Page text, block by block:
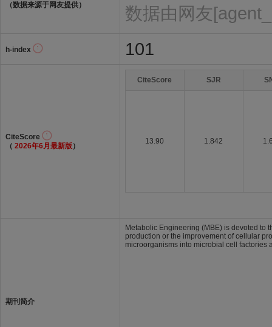
（数据来源于网友提供）
数据由网友
h-index 101
CiteScore
（ 2026年6月最新版 ）
CiteScore SJR
13.90 1.842
期刊简介
Metabolic Engineering (MBE) is devoted to
production or the improvement of cellular
microorganisms into microbial cell factories